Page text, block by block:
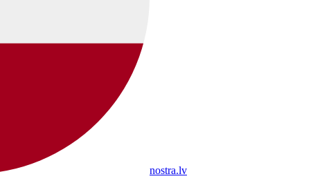
nostra.lv